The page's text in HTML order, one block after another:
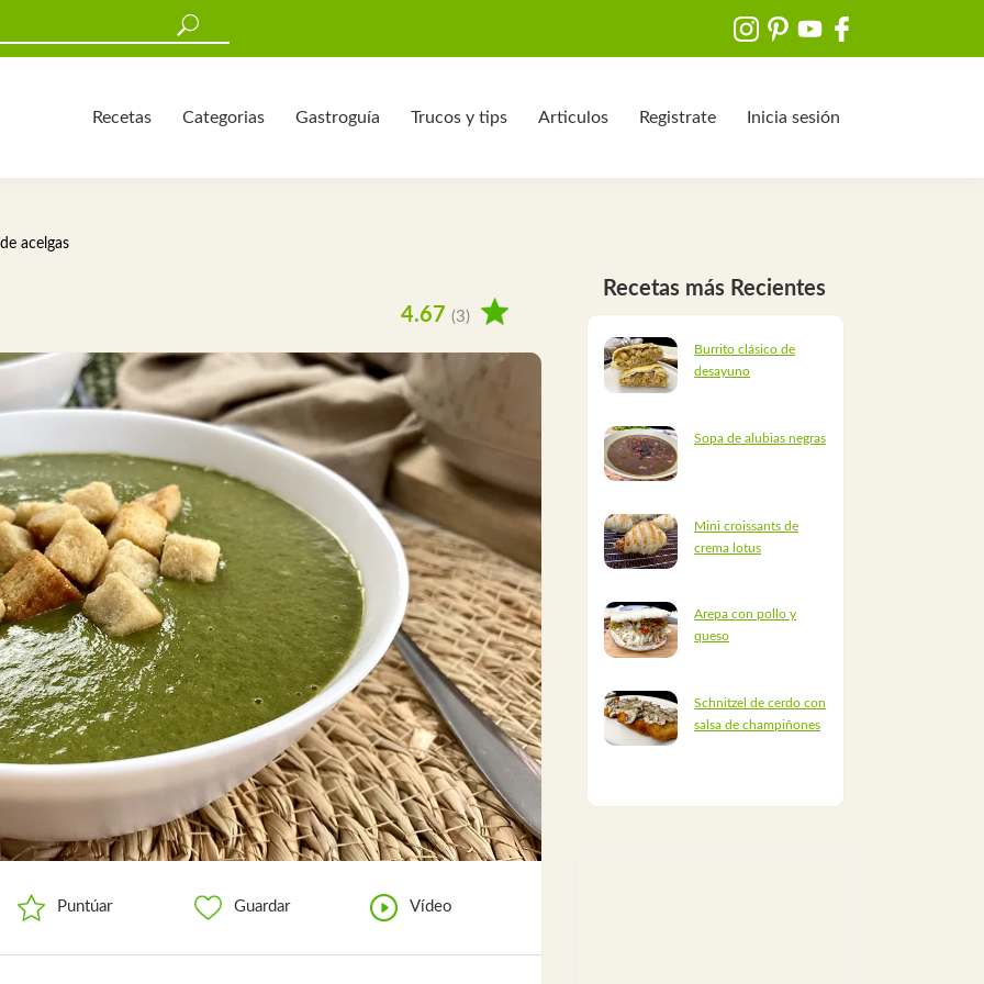
Recetas Categorias Gastroguía Trucos y tips Articulos Registrate Inicia sesión
acelgas
4.67 (3)
Puntúar Guardar Vídeo
Recetas más Recientes
Burrito clásico de
desayuno
Sopa de alubias negras
Mini croissants de
crema lotus
Arepa con pollo y
queso
Schnitzel de cerdo con
salsa de champiñones